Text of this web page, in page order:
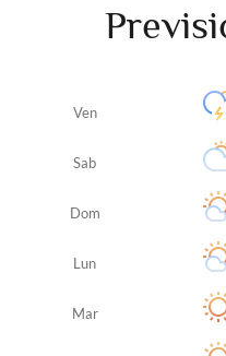
Ven
Sab
Dom
Lun
Mar